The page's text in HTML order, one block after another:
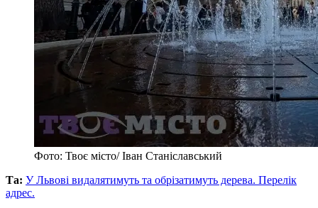
Фото: Твоє місто/ Іван Станіславський
Та: У Львові видалятимуть та обрізатимуть дерева. Перелік
адрес.